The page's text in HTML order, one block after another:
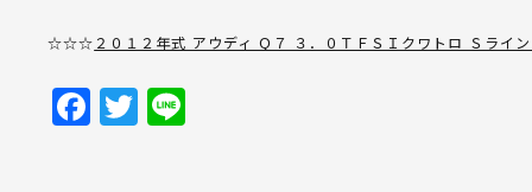
☆☆☆ ２０１２年式 アウディ Ｑ７ ３．０ＴＦＳＩクワトロ Ｓライ
Facebook
Twitter